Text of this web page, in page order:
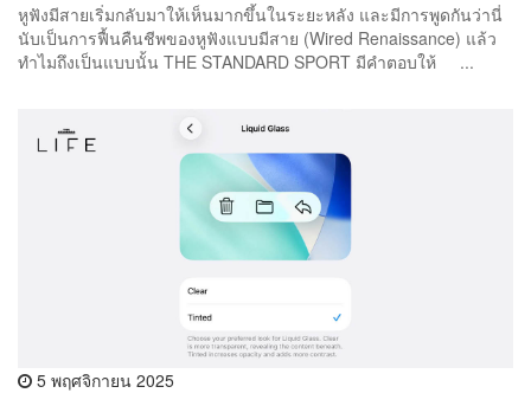
หูฟังมีสายเริ่มกลับมาให้เห็นมากขึ้นในระยะหลัง และมีการพูดกันว่านี่
นับเป็นการฟื้นคืนชีพของหูฟังแบบมีสาย (Wired Renaissance) แล้ว
ทำไมถึงเป็นแบบนั้น THE STANDARD SPORT มีคำตอบให้ ...
5 พฤศจิกายน 2025